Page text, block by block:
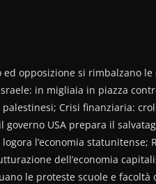
opposizione si rimbalzano
in migliaia in piazza
Crisi finanziaria:
USA prepara il
l’economia statunitense;
dell’economia
le proteste scuole e facoltà